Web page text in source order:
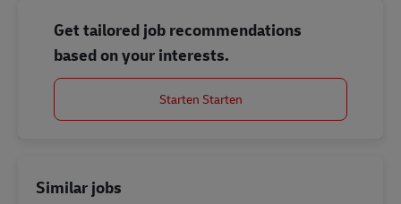
Get tailored job recommendations
based on your interests.
Starten Starten
Similar jobs